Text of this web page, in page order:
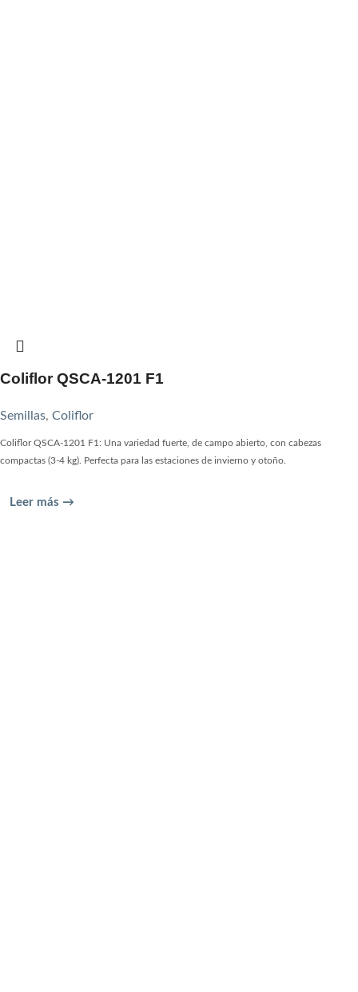
Coliflor QSCA-1201 F1
Semillas, Coliflor
Coliflor QSCA-1201 F1: Una variedad fuerte, de campo abierto, con cabezas
compactas (3-4 kg). Perfecta para las estaciones de invierno y otoño.
Leer más →